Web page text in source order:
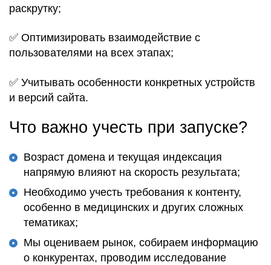
раскрутку;
✅ Оптимизировать взаимодействие с
пользователями на всех этапах;
✅ Учитывать особенности конкретных устройств
и версий сайта.
Что важно учесть при запуске?
Возраст домена и текущая индексация
напрямую влияют на скорость результата;
Необходимо учесть требования к контенту,
особенно в медицинских и других сложных
тематиках;
Мы оцениваем рынок, собираем информацию
о конкурентах, проводим исследование